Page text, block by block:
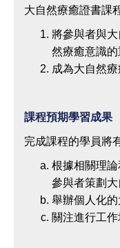
大自然療癒證書課
將參與者與
然療癒意識
成為大自然療
課程預期學習成果
完成課程的學員將
根據相關理
參與者策劃
舉辦個人化
關注進行工作